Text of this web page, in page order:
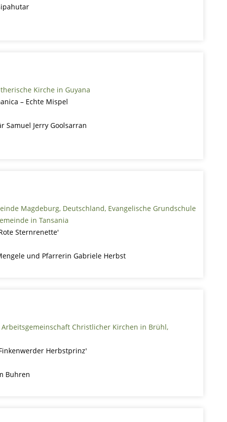
Kirche in Guyana
– Echte Mispel
Samuel Jerry Goolsarran
Magdeburg, Deutschland, Evangelische Grundschule
in Tansania
Sternrenette'
und Pfarrerin Gabriele Herbst
Christlicher Kirchen in Brühl,
Herbstprinz'
Buhren